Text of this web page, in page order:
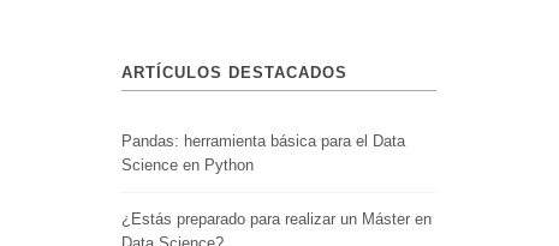
ARTÍCULOS DESTACADOS
Pandas: herramienta básica para el Data
Science en Python
¿Estás preparado para realizar un Máster en